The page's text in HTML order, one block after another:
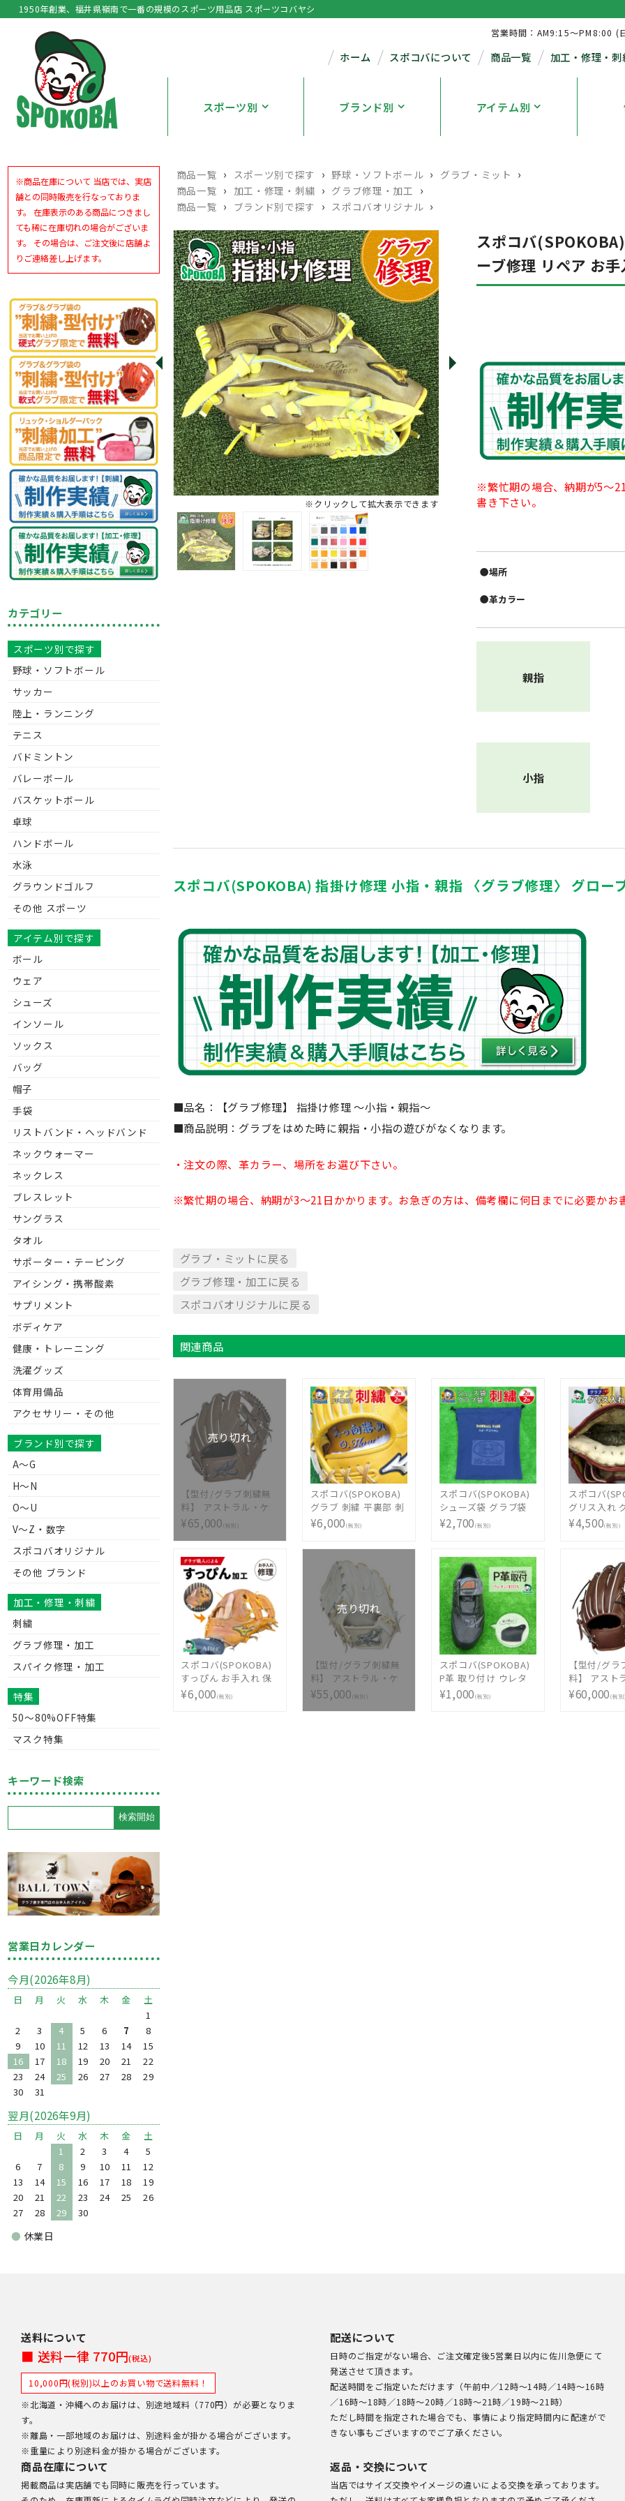
1950年創業、福井県嶺南で一番の規模のスポーツ用品店 スポーツコバヤシ
営業時間：AM9:15～PM8:00 (
ホーム スポコバについて 商品一覧 加工・修理・刺
スポーツ別 ブランド別 アイテム別
商品一覧 › スポーツ別で探す › 野球・ソフトボール › グラブ・ミット ›
商品一覧 › 加工・修理・刺繍 › グラブ修理・加工 ›
商品一覧 › ブランド別で探す › スポコバオリジナル ›
※クリックして拡大表示できます
スポコバ
ーブ修理 リペア お
※繁忙期の場合、納期が5〜
書き下さい。
●場所
●革カラー
親指
小指
スポコバ(SPOKOBA) 指掛け修理 小指・親指 〈グラブ修理〉 グロー
■品名：【グラブ修理】 指掛け修理 〜小指・親指〜
■商品説明：グラブをはめた時に親指・小指の遊びがなくなります。
・注文の際、革カラー、場所をお選び下さい。
※繁忙期の場合、納期が3〜21日かかります。お急ぎの方は、備考欄に何日までに必要かお
グラブ・ミットに戻る
グラブ修理・加工に戻る
スポコバオリジナルに戻る
関連商品
売り切れ
【型付/グラブ刺繍無
料】 アストラル・ケ
イ(ASTRAL・K) 硬式
グラブ 内野手用 KRD
MADE IN TSURUGA
JAPAN AST-KRD
25HBR1 [ 型付け無料
硬式グラブ刺繍2ヶ所
無料(単色のみ)※縁取
り・影付きの場合、1
ヶ所+3300円(税込)]
¥65,000(税別)
スポコバ(SPOKOBA)
グラブ 刺繍 平裏部 刺
繍 2段2色 影 縁 〈刺
繍加工〉 グローブ刺
繍 エンブロイダリー
ししゅう オリジナル
オーダーメイド 選べ
る フォント カラー マ
ルチカラー 持込 同時
購入 加工代金
¥6,000(税別)
スポコバ(SPOKOBA)
シューズ袋 グラブ袋
刺繍 2段2色 影 縁
〈刺繍加工〉 ししゅ
ーメイド 選べる フォ
ント カラー マルチカ
ラー 持込 同時購入 加
工代金
¥2,700(税別)
スポコバ
グリス入れ
〈グラブ修理
ーブ修理 リ
¥4,500(税別)
スポコバ(SPOKOBA)
すっぴん お手入れ 保
革 BALLTOWN
CLEANING 〈グラブ修
¥6,000(税別)
売り切れ
【型付/グラブ刺繍無
料】 アストラル・ケ
イ(ASTRAL・K) 硬式
グラブ 投手用 左投げ
¥55,000(税別)
スポコバ(SPOKOBA)
P革 取り付け ウレタ
ン(釘) 〈スパイク加
工〉 加工 補強 強化 保
¥1,000(税別)
【型付/グラ
料】 アスト
イ(ASTRAL
グラブ 内野
¥60,000(税別)
※商品在庫について 当店では、実店
舗との同時販売を行なっておりま
す。 在庫表示のある商品につきまし
ても稀に在庫切れの場合がございま
す。 その場合は、ご注文後に店舗よ
りご連絡差し上げます。
カテゴリー
スポーツ別で探す
野球・ソフトボール
サッカー
陸上・ランニング
テニス
バドミントン
バレーボール
バスケットボール
卓球
ハンドボール
水泳
グラウンドゴルフ
その他 スポーツ
アイテム別で探す
ボール
ウェア
シューズ
インソール
ソックス
バッグ
帽子
手袋
リストバンド・ヘッドバンド
ネックウォーマー
ネックレス
ブレスレット
サングラス
タオル
サポーター・テーピング
アイシング・携帯酸素
サプリメント
ボディケア
健康・トレーニング
洗濯グッズ
体育用備品
アクセサリー・その他
ブランド別で探す
A～G
H～N
O～U
V〜Z・数字
スポコバオリジナル
その他 ブランド
加工・修理・刺繍
刺繍
グラブ修理・加工
スパイク修理・加工
特集
50〜80%OFF特集
マスク特集
キーワード検索
営業日カレンダー
今月(2026年8月)
日 月 火 水 木 金
土
1
2
3 4 5 6 7
8
9
10 11 12 13 14
15
16
17 18 19 20 21
22
23
24 25 26 27 28
29
30
31
翌月(2026年9月)
日 月 火 水 木 金
土
1
2 3 4
5
6
7 8 9 10 11
12
13
14 15 16 17 18
19
20
21 22 23 24 25
26
27
28 29 30
● 休業日
送料について
■ 送料一律 770円(税込)
10,000円(税別)以上のお買い物で送料無料！
※北海道・沖縄へのお届けは、別途地域料（770円）が必要となりま
す。
※離島・一部地域のお届けは、別途料金が掛かる場合がございます。
※重量により別途料金が掛かる場合がございます。
配送について
日時のご指定がない場合、ご注文確定後5営業日以内に佐川急便にて
発送させて頂きます。
配送時間をご指定いただけます（午前中／12時～14時／14時～16時
／16時～18時／18時～20時／18時～21時／19時～21時）
ただし時間を指定された場合でも、事情により指定時間内に配達がで
きない事もございますのでご了承ください。
商品在庫について
掲載商品は実店舗でも同時に販売を行っています。
返品・交換について
当店ではサイズ交換やイメージの違いによる交換を承っております。